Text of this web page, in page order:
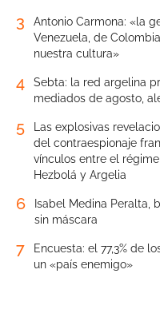
3
Antonio Carmona: «la
Venezuela, de
nuestra cultura»
4
Sebta: la red argelina
mediados de agosto,
5
Las explosivas
del contraespionaje
vínculos entre el
Hezbolá y Argelia
6
Isabel Medina Peralta,
sin máscara
7
Encuesta: el 77,3% de
un «país enemigo»